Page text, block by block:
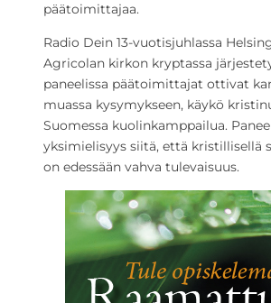
päätoimittajaa.
Radio Dein 13-vuotisjuhlassa
Agricolan kirkon kryptassa
paneelissa päätoimittajat ottivat
muassa kysymykseen, käykö
Suomessa kuolinkamppailua.
yksimielisyys siitä, että kristillisellä
on edessään vahva tulevaisuus.